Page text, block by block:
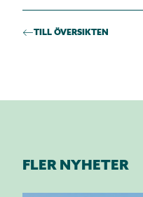
TILL ÖVERSIKTEN
FLER NYHETER